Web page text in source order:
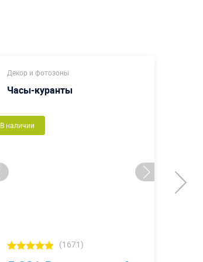
Декор и фотозоны
Часы-куранты
В наличии
(1671)